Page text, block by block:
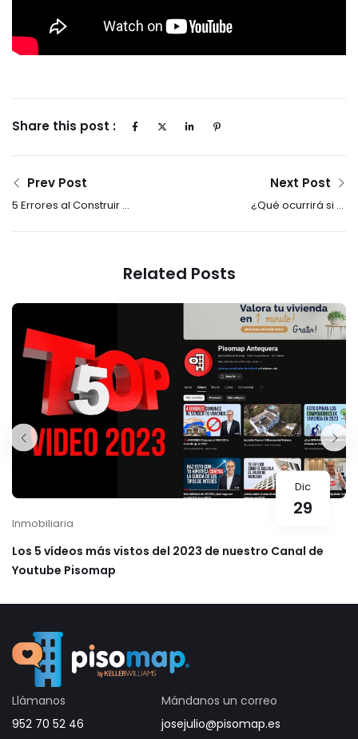
Share this post :
Prev Post
5 Errores al Construir el
Next Post
¿Qué ocurrirá si el
Related Posts
Dic
29
Inmobiliaria
Los 5 vídeos más vistos del 2023 de nuestro Canal de
Youtube Pisomap
Llámanos
952 70 52 46
Mándanos un correo
josejulio@pisomap.es